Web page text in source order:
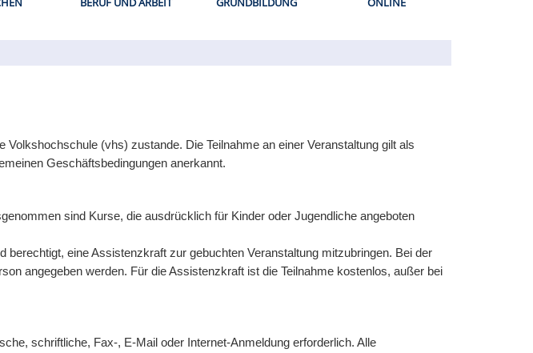
(vhs) zustande. Die Teilnahme an einer Veranstaltung gilt als
Geschäftsbedingungen anerkannt.
sind Kurse, die ausdrücklich für Kinder oder Jugendliche angeboten
eine Assistenzkraft zur gebuchten Veranstaltung mitzubringen. Bei der
angegeben werden. Für die Assistenzkraft ist die Teilnahme kostenlos, außer bei
schriftliche, Fax-, E-Mail oder Internet-Anmeldung erforderlich. Alle